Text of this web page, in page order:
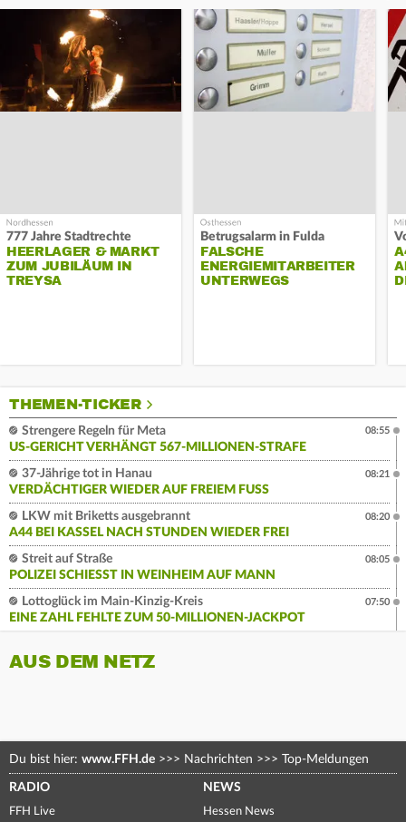
777 Jahre Stadtrechte
HEERLAGER & MARKT
ZUM JUBILÄUM IN
TREYSA
Betrugsalarm in Fulda
FALSCHE
ENERGIEMITARBEITER
UNTERWEGS
THEMEN-TICKER
Strengere Regeln für Meta
US-GERICHT VERHÄNGT 567-MILLIONEN-STRAFE
08:55
37-Jährige tot in Hanau
VERDÄCHTIGER WIEDER AUF FREIEM FUSS
08:21
LKW mit Briketts ausgebrannt
A44 BEI KASSEL NACH STUNDEN WIEDER FREI
08:20
Streit auf Straße
POLIZEI SCHIESST IN WEINHEIM AUF MANN
08:05
Lottoglück im Main-Kinzig-Kreis
EINE ZAHL FEHLTE ZUM 50-MILLIONEN-JACKPOT
07:50
AUS DEM NETZ
Du bist hier: www.FFH.de >>> Nachrichten >>> Top-Meldungen
RADIO
FFH Live
NEWS
Hessen News